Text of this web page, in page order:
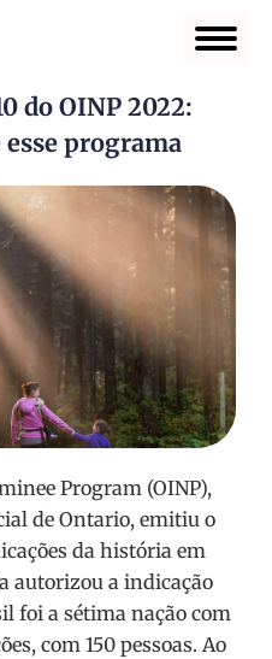
do OINP 2022:
programa
Program (OINP),
de Ontario, emitiu o
da história em
autorizou a indicação
foi a sétima nação com
com 150 pessoas. Ao